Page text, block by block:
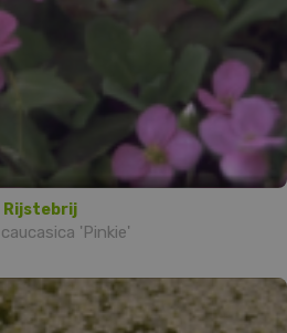
Rijstebrij
'Pinkie'